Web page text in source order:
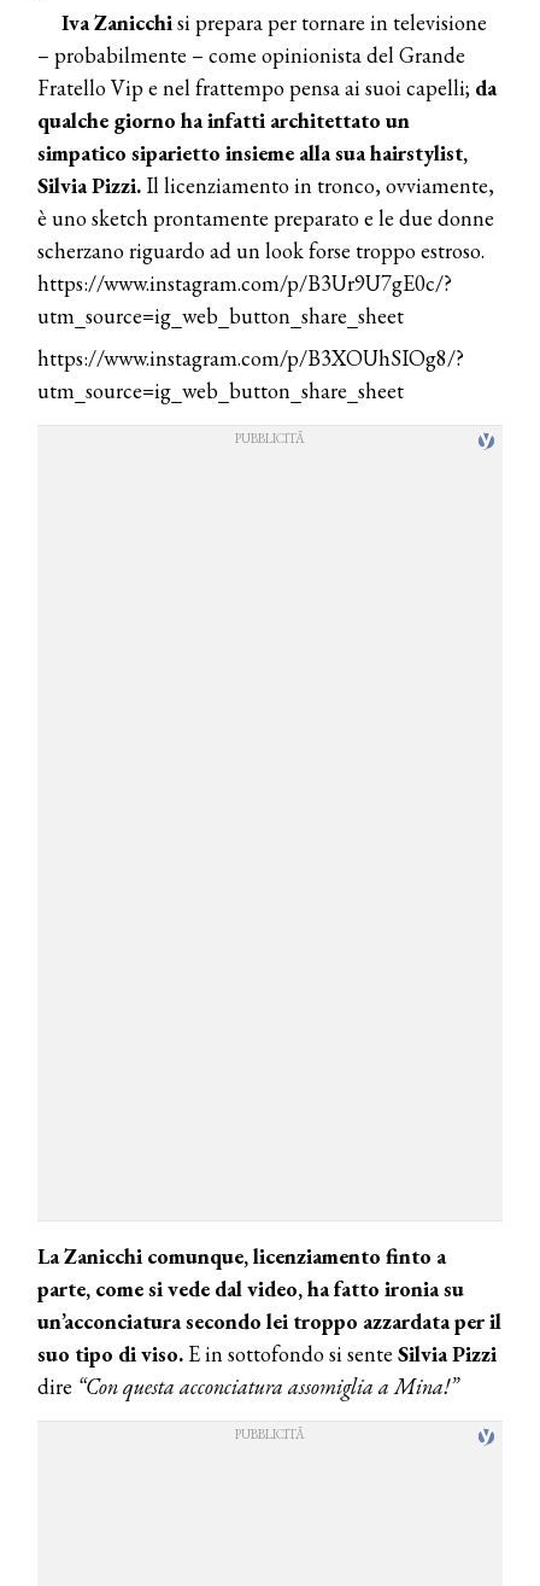
Iva Zanicchisi prepara per tornare in televisione
– probabilmente – come opinionista del Grande
Fratello Vip e nel frattempo pensa ai suoi capelli; da
qualche giorno ha infatti architettato un
simpatico siparietto insieme alla sua hairstylist,
Silvia Pizzi.Il licenziamento in tronco, ovviamente,
è uno sketch prontamente preparato e le due donne
scherzano riguardo ad un look forse troppo estroso.
https://www.instagram.com/p/B3Ur9U7gE0c/?
utm_source=ig_web_button_share_sheet
https://www.instagram.com/p/B3XOUhSIOg8/?
utm_source=ig_web_button_share_sheet
La Zanicchi comunque, licenziamento finto a
parte, come si vede dal video, ha fatto ironia su
un’acconciatura secondo lei troppo azzardata per il
suo tipo di viso. E in sottofondo si sente Silvia Pizzi
dire “Con questa acconciatura assomiglia a Mina!”